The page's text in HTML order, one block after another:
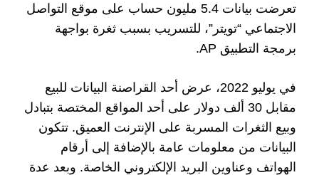
تعرضت بيانات 5.4 مليون حساب على موقع التواصل
الاجتماعي “تويتر”، للتسريب بسبب ثغرة بواجهة
برمجة التطبيق AP.
في يوليو 2022، عرض أحد القراصنة البيانات للبيع
مقابل 30 ألف دولار على أحد المواقع المختصة بتبادل
وبيع الثغرات المسربة على الإنترنت العميق. تتكون
البيانات من معلومات عامة بالإضافة إلى أرقام
الهواتف وعناوين البريد الإلكتروني الخاصة. وبعد عدة